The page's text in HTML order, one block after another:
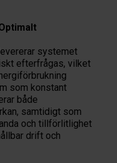
systemet
efterfrågas, vilket
som konstant
både
samtidigt som
och tillförlitlighet
drift och